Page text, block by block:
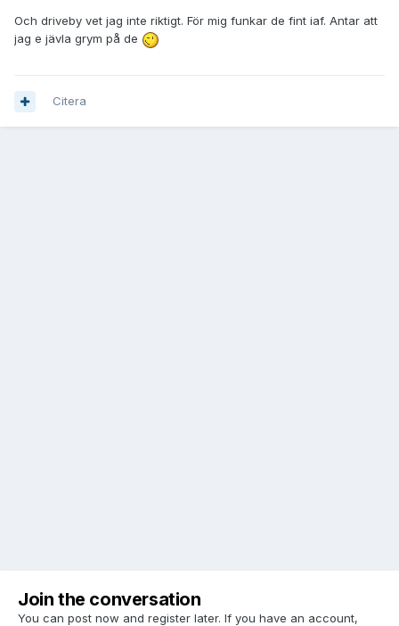
Och driveby vet jag inte riktigt. För mig funkar de fint iaf. Antar att
jag e jävla grym på de
Citera
Join the conversation
You can post now and register later. If you have an account,